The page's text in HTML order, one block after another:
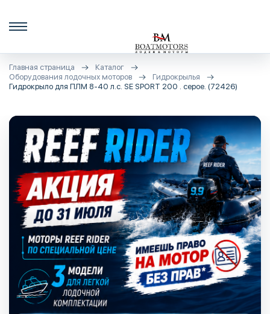
Главная страница
Каталог
Оборудования лодочных моторов
Гидрокрылья
Гидрокрыло для ПЛМ 8-40 л.с. SE SPORT 200 . серое. (72426)